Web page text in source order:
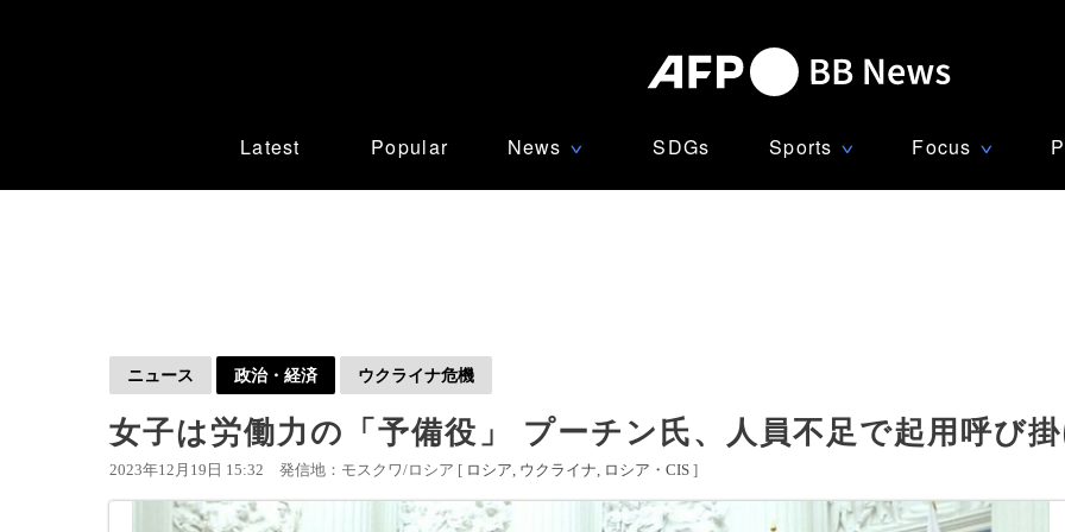
Latest Popular News ∨ SDGs Sports ∨ Focus ∨
ニュース 政治・経済 ウクライナ危機
女子は労働力の「予備役」 プーチン氏、人員不足で起用呼び
2023年12月19日 15:32 発信地：モスクワ/ロシア [ ロシア ウクライナ ロシア・CIS ]